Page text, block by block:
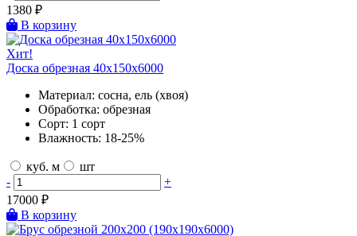
1380 ₽
В корзину
Хит!
Доска обрезная 40х150х6000
Материал: сосна, ель (хвоя)
Обработка: обрезная
Сорт: 1 сорт
Влажность: 18-25%
куб. м
шт
-
+
17000 ₽
В корзину